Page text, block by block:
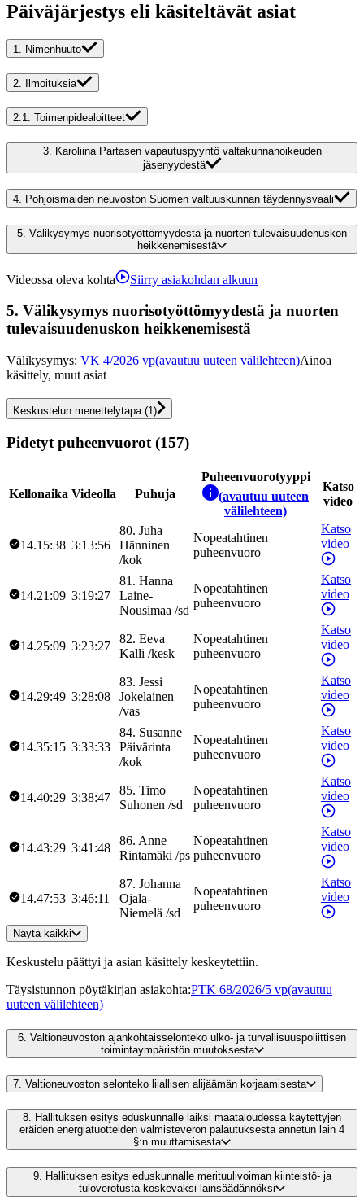
Päiväjärjestys eli käsiteltävät asiat
1. Nimenhuuto
2. Ilmoituksia
2.1. Toimenpidealoitteet
3. Karoliina Partasen vapautuspyyntö valtakunnanoikeuden
jäsenyydestä
4. Pohjoismaiden neuvoston Suomen valtuuskunnan täydennysvaali
5. Välikysymys nuorisotyöttömyydestä ja nuorten tulevaisuudenuskon
heikkenemisestä
Videossa oleva kohta Siirry asiakohdan alkuun
5. Välikysymys nuorisotyöttömyydestä ja nuorten
tulevaisuudenuskon heikkenemisestä
Välikysymys: VK 4/2026 vp(avautuu uuteen välilehteen)Ainoa
käsittely, muut asiat
Keskustelun menettelytapa (1 )
Pidetyt puheenvuorot (157)
Kellonaika Videolla Puhuja
Puheenvuorotyyppi
(avautuu uuteen
välilehteen)
Katso
video
14.15:38 3:13:56
80. Juha
Hänninen
/kok
Nopeatahtinen
puheenvuoro
Katso
video
14.21:09 3:19:27
81 . Hanna
Laine-
Nousimaa /sd
Nopeatahtinen
puheenvuoro
Katso
video
14.25:09 3:23:27
82. Eeva
Kalli /kesk
Nopeatahtinen
puheenvuoro
Katso
video
14.29:49 3:28:08
83. Jessi
Jokelainen
/vas
Nopeatahtinen
puheenvuoro
Katso
video
14.35:15 3:33:33
84. Susanne
Päivärinta
/kok
Nopeatahtinen
puheenvuoro
Katso
video
14.40:29 3:38:47
85. Timo
Suhonen /sd
Nopeatahtinen
puheenvuoro
Katso
video
14.43:29 3:41:48
86. Anne
Rintamäki /ps
Nopeatahtinen
puheenvuoro
Katso
video
14.47:53 3:46:11
87. Johanna
Ojala-
Niemelä /sd
Nopeatahtinen
puheenvuoro
Katso
video
Näytä kaikki
Keskustelu päättyi ja asian käsittely keskeytettiin.
Täysistunnon pöytäkirjan asiakohta:PTK 68/2026/5 vp(avautuu
uuteen välilehteen)
6. Valtioneuvoston ajankohtaisselonteko ulko- ja turvallisuuspoliittisen
toimintaympäristön muutoksesta
7. Valtioneuvoston selonteko liiallisen alijäämän korjaamisesta
8. Hallituksen esitys eduskunnalle laiksi maataloudessa käytettyjen
eräiden energiatuotteiden valmisteveron palautuksesta annetun lain 4
§:n muuttamisesta
9. Hallituksen esitys eduskunnalle merituulivoiman kiinteistö- ja
tuloverotusta koskevaksi lainsäädännöksi